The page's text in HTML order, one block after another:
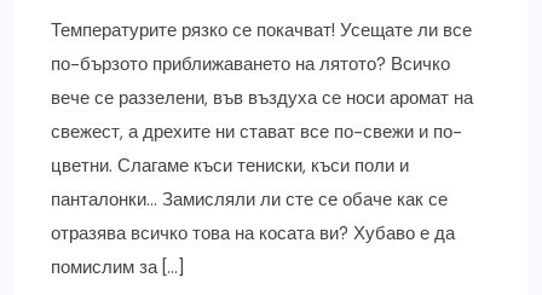
Температурите рязко се покачват! Усещате ли все
по-бързото приближаването на лятото? Всичко
вече се раззелени, във въздуха се носи аромат на
свежест, а дрехите ни стават все по-свежи и по-
цветни. Слагаме къси тениски, къси поли и
панталонки… Замисляли ли сте се обаче как се
отразява всичко това на косата ви? Хубаво е да
помислим за […]